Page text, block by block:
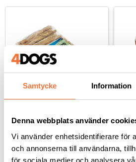
Samtycke Information
Denna webbplats använder
Vi använder enhetsidentifierare för
och annonserna till användarna,
för sociala medier och analysera
2pets Tuggpinne
199kr 55